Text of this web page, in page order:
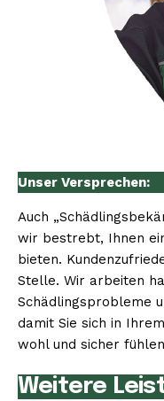
Unser Versprechen:
Auch
wir bestrebt, Ihnen
bieten.
Stelle. Wir arbeiten
Schädlingsprobleme
damit Sie sich in
wohl und sicher
Weitere